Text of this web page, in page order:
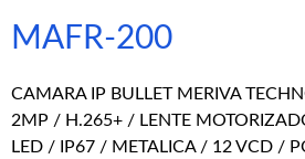
MAFR-200
CAMARA IP BULLET MERIVA
2MP / H.265+ / LENTE
LED / IP67 / METALICA / 12 VCD /